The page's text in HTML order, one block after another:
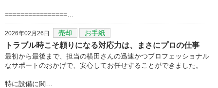
================…
2026年02月26日 売却 お手紙
トラブル時こそ頼りになる対応力は、まさにプロの仕事
最初から最後まで、担当の横田さんの迅速かつプロフェッショナル
なサポートのおかげで、安心してお任せすることができました。
​特に設備に関…